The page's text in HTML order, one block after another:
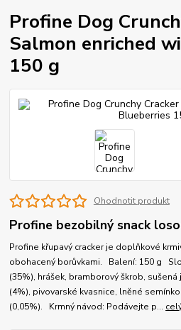
Profine Dog
Salmon enriched
150 g
Ohodnotit produkt
Profine bezobilný snack
Profine křupavý cracker je doplňkové
obohacený borůvkami. Balení: 150 g
(35%), hrášek, bramborový škrob,
(4%), pivovarské kvasnice, lněné
(0,05%). Krmný návod: Podávejte p...